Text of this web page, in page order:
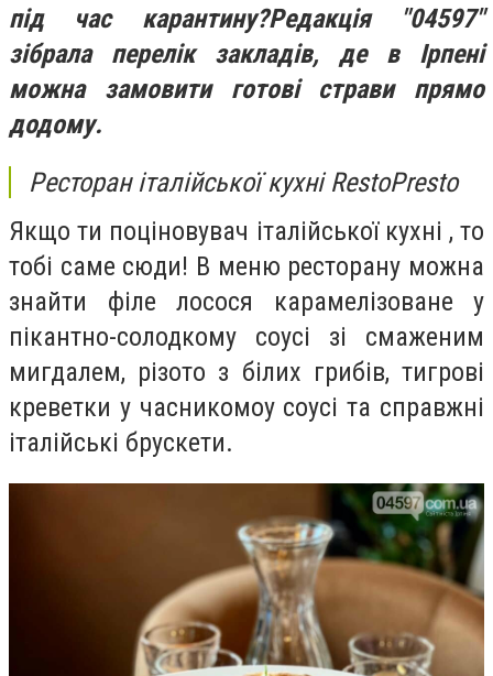
під час карантину?Редакція "04597"
зібрала перелік закладів, де в Ірпені
можна замовити готові страви прямо
додому.
Ресторан італійської кухні RestoPresto
Якщо ти поціновувач італійської кухні , то
тобі саме сюди! В меню ресторану можна
знайти філе лосося карамелізоване у
пікантно-солодкому соусі зі смаженим
мигдалем, різото з білих грибів, тигрові
креветки у часникомоу соусі та справжні
італійські брускети.